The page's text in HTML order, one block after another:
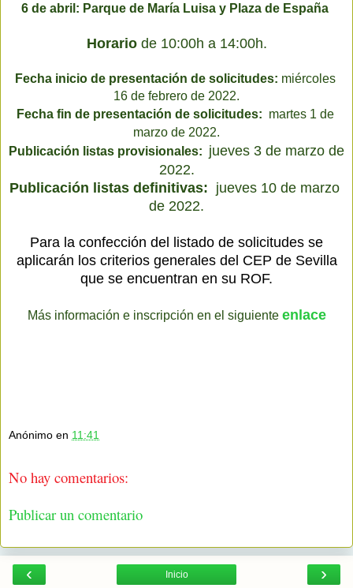
6 de abril: Parque de María Luisa y Plaza de España
Horario de 10:00h a 14:00h.
Fecha inicio de presentación de solicitudes: miércoles
16 de febrero de 2022.
Fecha fin de presentación de solicitudes: martes 1 de
marzo de 2022.
Publicación listas provisionales: jueves 3 de marzo de
2022.
Publicación listas definitivas: jueves 10
de 2022.
Para la confección del listado de solicitudes se
aplicarán los criterios generales del CEP de Sevilla
que se encuentran en su ROF.
Más información e inscripción en el siguiente enlace
Anónimo en 11:41
No hay comentarios:
Publicar un comentario
‹ ›
Inicio